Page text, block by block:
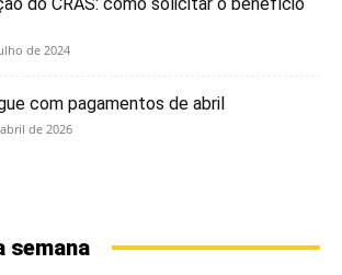
de 2024
com pagamentos de abril
de 2026
semana